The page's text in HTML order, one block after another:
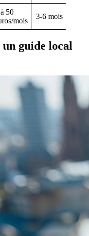
50
mois
3-6 mois
guide local